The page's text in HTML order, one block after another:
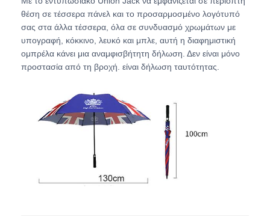
Περπατητές Ομπρέλες
Συμπαγείς ομπρέλες
Προωθητικές ομπρέλες
Αδιάβροχες ομπρέλες
Αυτόματες ανοιχτές ομπρέλες
θέση σε τέσσερα πάνελ και το προσαρμοσμένο λογότυπό
σας στα άλλα τέσσερα, όλα σε συνδυασμό χρωμάτων με
υπογραφή, κόκκινο, λευκό και μπλε, αυτή η διαφημιστική
ομπρέλα κάνει μια αναμφισβήτητη δήλωση. Δεν είναι μόνο
προστασία από τη βροχή. είναι δήλωση ταυτότητας.